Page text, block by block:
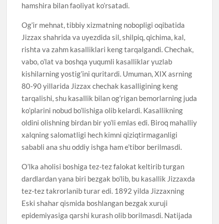
hamshira bilan faoliyat ko’rsatadi.
Og’ir mehnat, tibbiy xizmatning nobopligi oqibatida
Jizzax shahrida va uyezdida sil, shilpiq, qichima, kal,
rishta va zahm kasalliklari keng tarqalgandi. Chechak,
vabo, o’lat va boshqa yuqumli kasalliklar yuzlab
kishilarning yostig’ini quritardi. Umuman, XIX asrning
80-90 yillarida Jizzax chechak kasalligining keng
tarqalishi, shu kasallik bilan og’rigan bemorlarning juda
ko’plarini nobud bo’lishiga olib kelardi. Kasallikning
oldini olishning birdan bir yo’li emlas edi. Biroq mahalliy
xalqning salomatligi hech kimni qiziqtirmaganligi
sababli ana shu oddiy ishga ham e’tibor berilmasdi.
O’lka aholisi boshiga tez-tez falokat keltirib turgan
dardlardan yana biri bezgak bo’lib, bu kasallik Jizzaxda
tez-tez takrorlanib turar edi. 1892 yilda Jizzaxning
Eski shahar qismida boshlangan bezgak xuruji
epidemiyasiga qarshi kurash olib borilmasdi. Natijada